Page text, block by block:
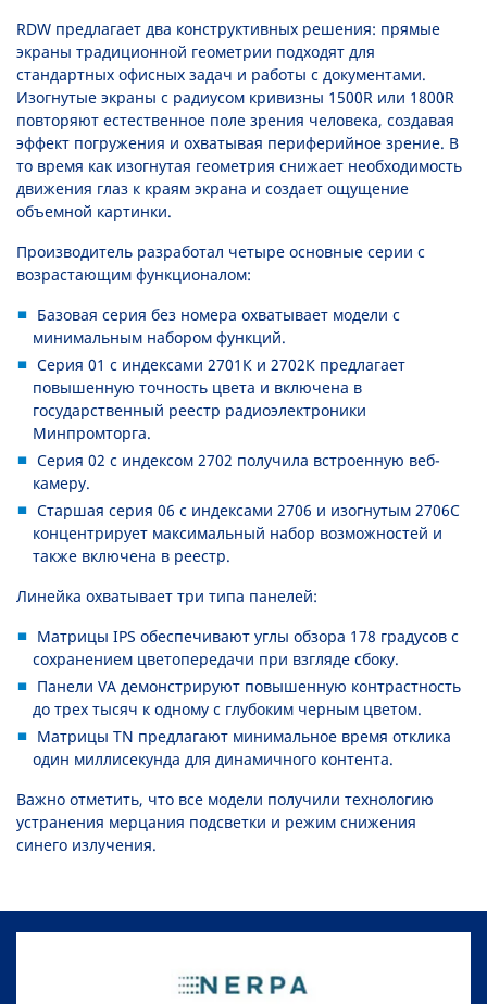
RDW предлагает два конструктивных решения: прямые
экраны традиционной геометрии подходят для
стандартных офисных задач и работы с документами.
Изогнутые экраны с радиусом кривизны 1500R или 1800R
повторяют естественное поле зрения человека, создавая
эффект погружения и охватывая периферийное зрение. В
то время как изогнутая геометрия снижает необходимость
движения глаз к краям экрана и создает ощущение
объемной картинки.
Производитель разработал четыре основные серии с
возрастающим функционалом:
Базовая серия без номера охватывает модели с
минимальным набором функций.
Серия 01 с индексами 2701К и 2702К предлагает
повышенную точность цвета и включена в
государственный реестр радиоэлектроники
Минпромторга.
Серия 02 с индексом 2702 получила встроенную веб-
камеру.
Старшая серия 06 с индексами 2706 и изогнутым 2706С
концентрирует максимальный набор возможностей и
также включена в реестр.
Линейка охватывает три типа панелей:
Матрицы IPS обеспечивают углы обзора 178 градусов с
сохранением цветопередачи при взгляде сбоку.
Панели VA демонстрируют повышенную контрастность
до трех тысяч к одному с глубоким черным цветом.
Матрицы TN предлагают минимальное время отклика
один миллисекунда для динамичного контента.
Важно отметить, что все модели получили технологию
устранения мерцания подсветки и режим снижения
синего излучения.